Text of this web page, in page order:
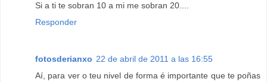
Si a ti te sobran 10 a mi me sobran 20....
Responder
fotosderianxo 22 de abril de 2011 a las 16:55
Aí, para ver o teu nivel de forma é importante que te poñas